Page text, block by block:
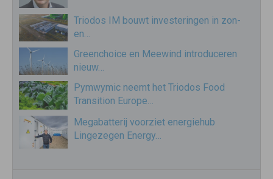
Triodos IM bouwt investeringen in zon-
en…
Greenchoice en Meewind introduceren
nieuw…
Pymwymic neemt het Triodos Food
Transition Europe…
Megabatterij voorziet energiehub
Lingezegen Energy…